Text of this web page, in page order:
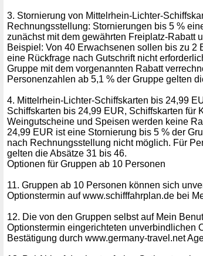
3. Stornierung von Mittelrhein-Lichter-
Rechnungsstellung: Stornierungen bis 5 %
zunächst mit dem gewährten Freiplatz-Rabatt
Beispiel: Von 40 Erwachsenen sollen bis zu 2
eine Rückfrage nach Gutschrift nicht
Gruppe mit dem vorgenannten Rabatt
Personenzahlen ab 5,1 % der Gruppe gelten
4. Mittelrhein-Lichter-Schiffskarten bis 24,99
Schiffskarten bis 24,99 EUR, Schiffskarten für
Weingutscheine und Speisen werden keine
24,99 EUR ist eine Stornierung bis 5 % der
nach Rechnungsstellung nicht möglich. Für
gelten die Absätze 31 bis 46.
Optionen für Gruppen ab 10 Personen
11. Gruppen ab 10 Personen können sich
Optionstermin auf www.schifffahrplan.de bei
12. Die von den Gruppen selbst auf Mein
Optionstermin eingerichteten unverbindlichen
Bestätigung durch www.germany-travel.net